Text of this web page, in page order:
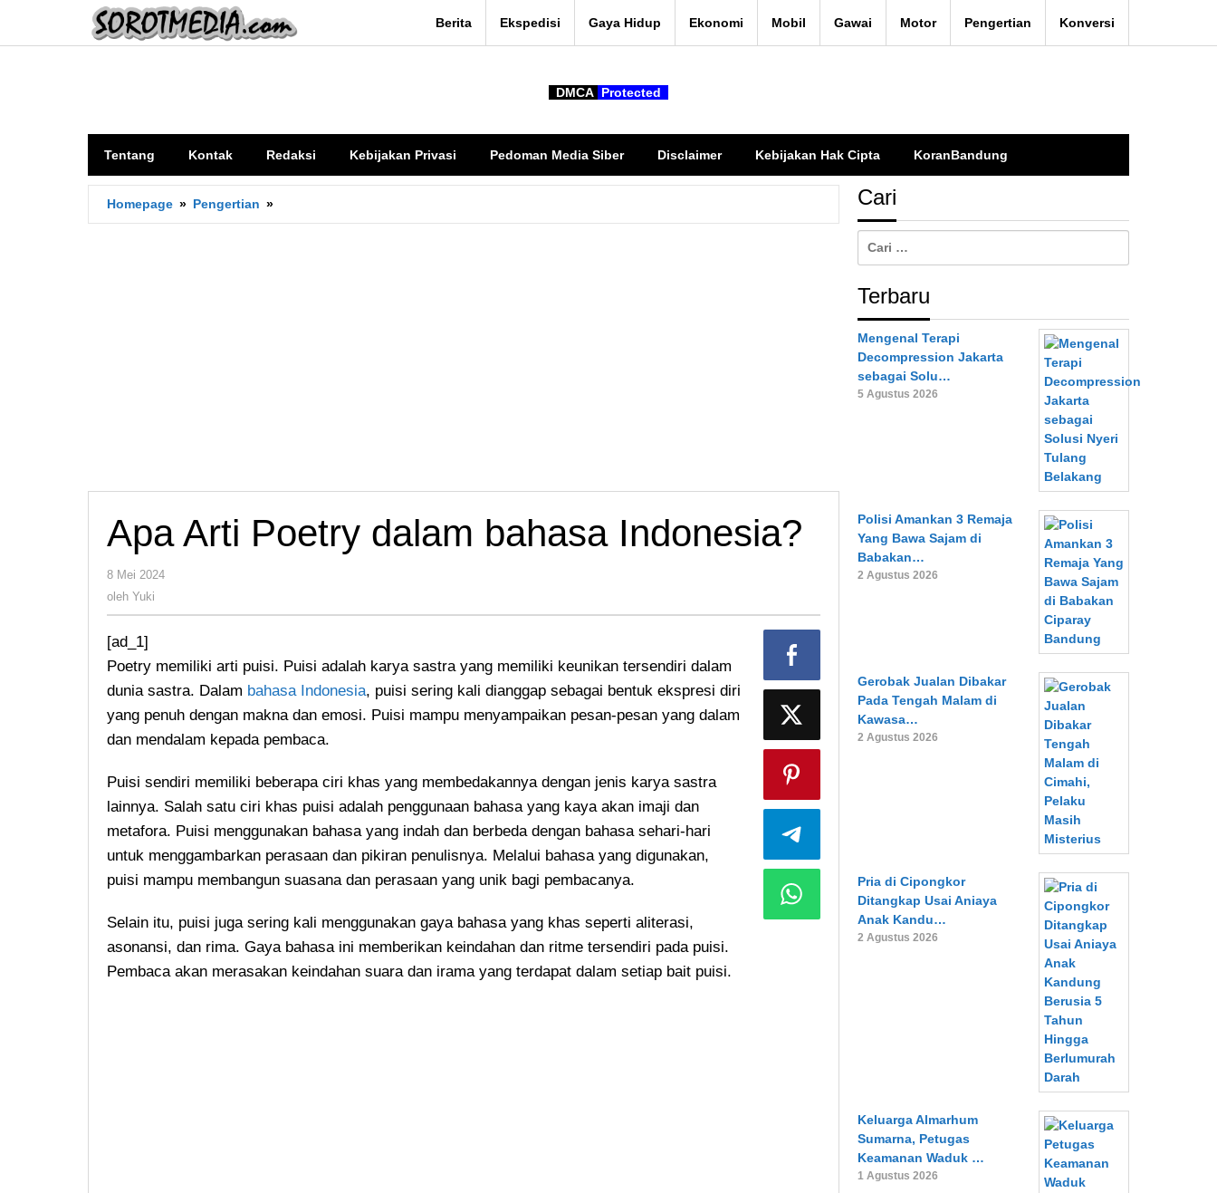
konten
Berita Ekspedisi Gaya Hidup Ekonomi Mobil Gawai Motor Pengertian Konversi
DMCA Protected
Tentang Kontak Redaksi Kebijakan Privasi Pedoman Media Siber Disclaimer Kebijakan Hak Cipta KoranBandung
Homepage » Pengertian »
Arti
Apa Arti Poetry dalam bahasa Indonesia?
8 Mei 2024
oleh Yuki
[ad_1]
Poetry memiliki arti puisi. Puisi adalah karya sastra yang memiliki keunikan tersendiri dalam
dunia sastra. Dalam bahasa Indonesia, puisi sering kali dianggap sebagai bentuk ekspresi diri
yang penuh dengan makna dan emosi. Puisi mampu menyampaikan pesan-pesan yang dalam
dan mendalam kepada pembaca.
Puisi sendiri memiliki beberapa ciri khas yang membedakannya dengan jenis karya sastra
lainnya. Salah satu ciri khas puisi adalah penggunaan bahasa yang kaya akan imaji dan
metafora. Puisi menggunakan bahasa yang indah dan berbeda dengan bahasa sehari-hari
untuk menggambarkan perasaan dan pikiran penulisnya. Melalui bahasa yang digunakan,
puisi mampu membangun suasana dan perasaan yang unik bagi pembacanya.
Selain itu, puisi juga sering kali menggunakan gaya bahasa yang khas seperti aliterasi,
asonansi, dan rima. Gaya bahasa ini memberikan keindahan dan ritme tersendiri pada puisi.
Pembaca akan merasakan keindahan suara dan irama yang terdapat dalam setiap bait puisi.
Cari
Terbaru
Mengenal Terapi
Decompression Jakarta
sebagai Solu…
5 Agustus 2026
Polisi Amankan 3 Remaja
Yang Bawa Sajam di
Babakan…
2 Agustus 2026
Gerobak Jualan Dibakar
Pada Tengah Malam di
Kawasa…
2 Agustus 2026
Pria di Cipongkor
Ditangkap Usai Aniaya
Anak Kandu…
2 Agustus 2026
Keluarga Almarhum
Sumarna, Petugas
Keamanan Waduk …
1 Agustus 2026